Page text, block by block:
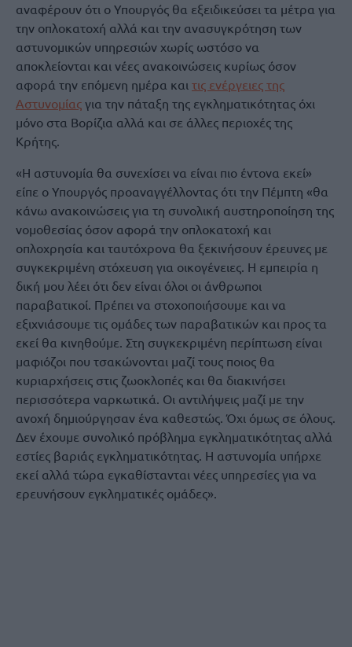
αναφέρουν ότι ο Υπουργός θα εξειδικεύσει τα μέτρα για
την οπλοκατοχή αλλά και την ανασυγκρότηση των
αστυνομικών υπηρεσιών χωρίς ωστόσο να
αποκλείονται και νέες ανακοινώσεις κυρίως όσον
αφορά την επόμενη ημέρα και τις ενέργειες της
Αστυνομίας για την πάταξη της εγκληματικότητας όχι
μόνο στα Βορίζια αλλά και σε άλλες περιοχές της
Κρήτης.
«Η αστυνομία θα συνεχίσει να είναι πιο έντονα εκεί»
είπε ο Υπουργός προαναγγέλλοντας ότι την Πέμπτη «θα
κάνω ανακοινώσεις για τη συνολική αυστηροποίηση της
νομοθεσίας όσον αφορά την οπλοκατοχή και
οπλοχρησία και ταυτόχρονα θα ξεκινήσουν έρευνες με
συγκεκριμένη στόχευση για οικογένειες. Η εμπειρία η
δική μου λέει ότι δεν είναι όλοι οι άνθρωποι
παραβατικοί. Πρέπει να στοχοποιήσουμε και να
εξιχνιάσουμε τις ομάδες των παραβατικών και προς τα
εκεί θα κινηθούμε. Στη συγκεκριμένη περίπτωση είναι
μαφιόζοι που τσακώνονται μαζί τους ποιος θα
κυριαρχήσεις στις ζωοκλοπές και θα διακινήσει
περισσότερα ναρκωτικά. Οι αντιλήψεις μαζί με την
ανοχή δημιούργησαν ένα καθεστώς. Όχι όμως σε όλους.
Δεν έχουμε συνολικό πρόβλημα εγκληματικότητας αλλά
εστίες βαριάς εγκληματικότητας. Η αστυνομία υπήρχε
εκεί αλλά τώρα εγκαθίστανται νέες υπηρεσίες για να
ερευνήσουν εγκληματικές ομάδες».